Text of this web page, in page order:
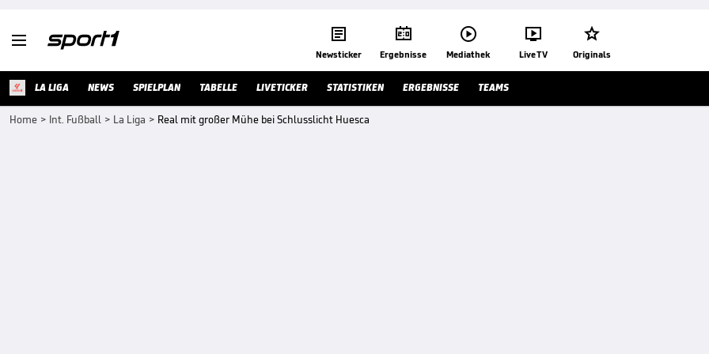
 
Newsticker

Ergebnisse

Mediathek

Live TV

Originals
LA LIGA NEWS SPIELPLAN TABELLE LIVETICKER STATISTIKEN ERGEBNISSE TEAMS
Home > Int. Fußball > La Liga > Real mit großer Mühe bei Schlusslicht Huesca